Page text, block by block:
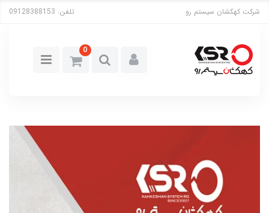
شرکت کهکشان سیستم رو تلفن: 09128388153
0